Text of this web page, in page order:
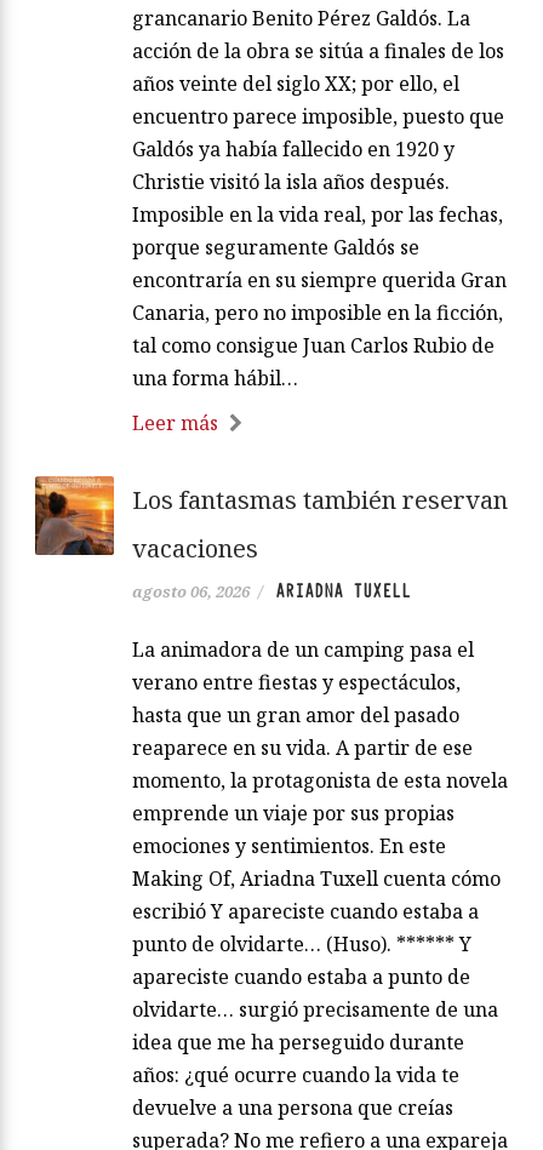
grancanario Benito Pérez Galdós. La
acción de la obra se sitúa a finales de los
años veinte del siglo XX; por ello, el
encuentro parece imposible, puesto que
Galdós ya había fallecido en 1920 y
Christie visitó la isla años después.
Imposible en la vida real, por las fechas,
porque seguramente Galdós se
encontraría en su siempre querida Gran
Canaria, pero no imposible en la ficción,
tal como consigue Juan Carlos Rubio de
una forma hábil…
Leer más
Los fantasmas también reservan
vacaciones
agosto 06, 2026 / ARIADNA TUXELL
La animadora de un camping pasa el
verano entre fiestas y espectáculos,
hasta que un gran amor del pasado
reaparece en su vida. A partir de ese
momento, la protagonista de esta novela
emprende un viaje por sus propias
emociones y sentimientos. En este
Making Of, Ariadna Tuxell cuenta cómo
escribió Y apareciste cuando estaba a
punto de olvidarte… (Huso). ****** Y
apareciste cuando estaba a punto de
olvidarte… surgió precisamente de una
idea que me ha perseguido durante
años: ¿qué ocurre cuando la vida te
devuelve a una persona que creías
superada? No me refiero a una expareja